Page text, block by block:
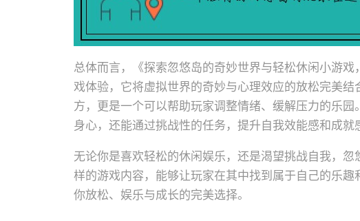
总体而言，《探索忽悠岛的奇妙世界与轻松休闲小游
戏体验，它将虚拟世界的奇妙与心理效应的放松完美
方，更是一个可以帮助玩家调整情绪、缓解压力的乐
身心，还能通过挑战性的任务，提升自我效能感和成就
无论你是喜欢轻松的休闲娱乐，还是渴望挑战自我，
样的游戏内容，能够让玩家在其中找到属于自己的乐
你放松、娱乐与成长的完美选择。